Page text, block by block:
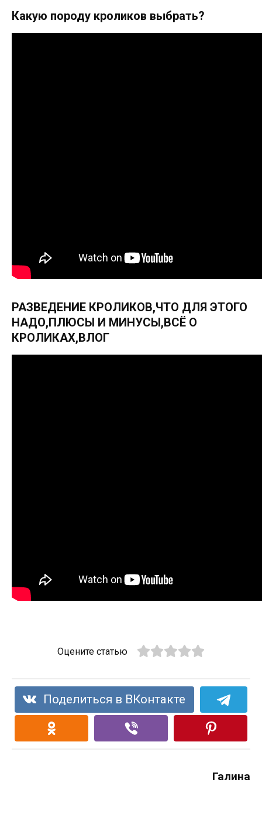
Какую породу кроликов выбрать?
РАЗВЕДЕНИЕ КРОЛИКОВ,ЧТО ДЛЯ ЭТОГО
НАДО,ПЛЮСЫ И МИНУСЫ,ВСЁ О
КРОЛИКАХ,ВЛОГ
Оцените статью
Поделиться в ВКонтакте
Галина